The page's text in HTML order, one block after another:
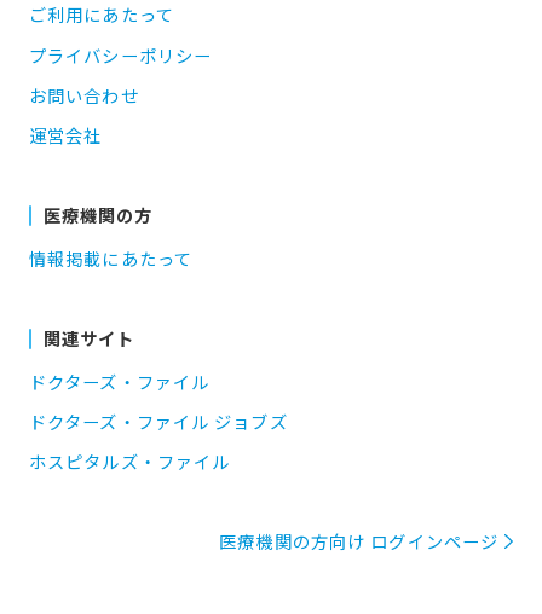
ご利用にあたって
プライバシーポリシー
お問い合わせ
運営会社
医療機関の方
情報掲載にあたって
関連サイト
ドクターズ・ファイル
ドクターズ・ファイル ジョブズ
ホスピタルズ・ファイル
医療機関の方向け ログインページ